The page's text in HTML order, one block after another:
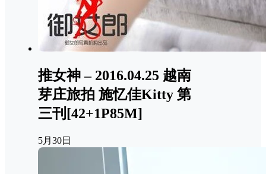
推女神 – 2016.04.25 越南
芽庄旅拍 施忆佳Kitty 第
三刊[42+1P85M]
5月30日